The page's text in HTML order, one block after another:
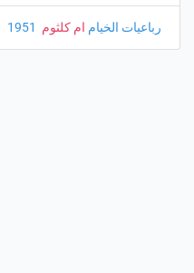
رباعيات الخيام ام كلثوم